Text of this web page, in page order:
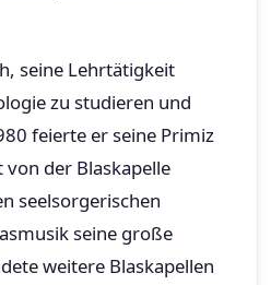
seine Lehrtätigkeit
zu studieren und
feierte er seine Primiz
der Blaskapelle
seelsorgerischen
seine große
weitere Blaskapellen